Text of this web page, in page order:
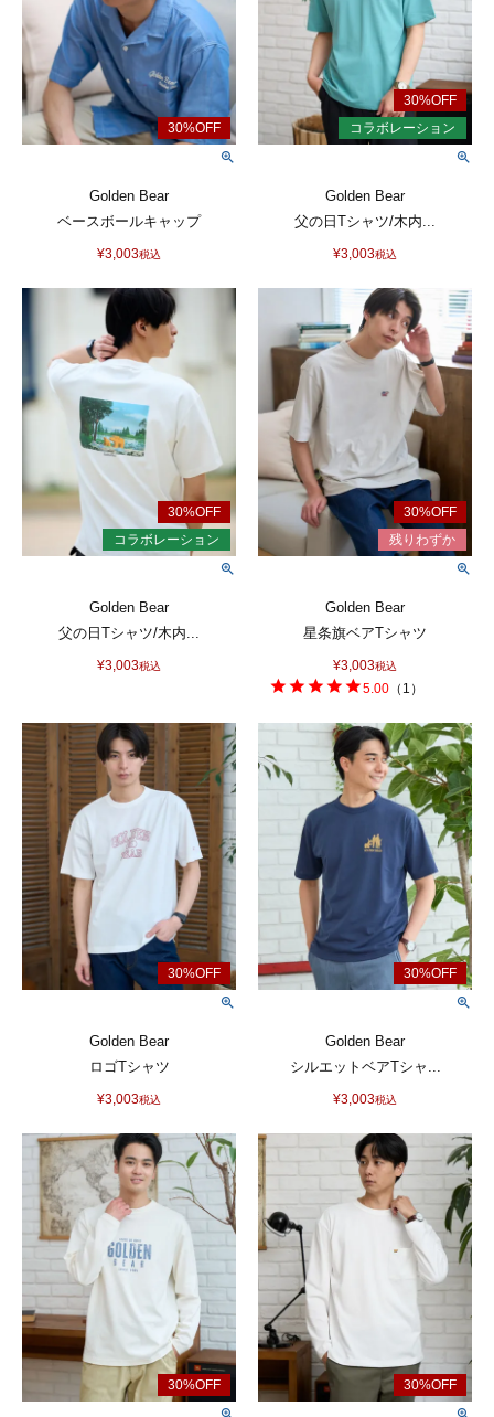
Golden Bear
ベースボールキャップ
¥3,003税込
Golden Bear
父の日Tシャツ/木内...
¥3,003税込
Golden Bear
父の日Tシャツ/木内...
¥3,003税込
Golden Bear
星条旗ベアTシャツ
¥3,003税込
5.00 （ 1 ）
Golden Bear
ロゴTシャツ
¥3,003税込
Golden Bear
シルエットベアTシャ...
¥3,003税込